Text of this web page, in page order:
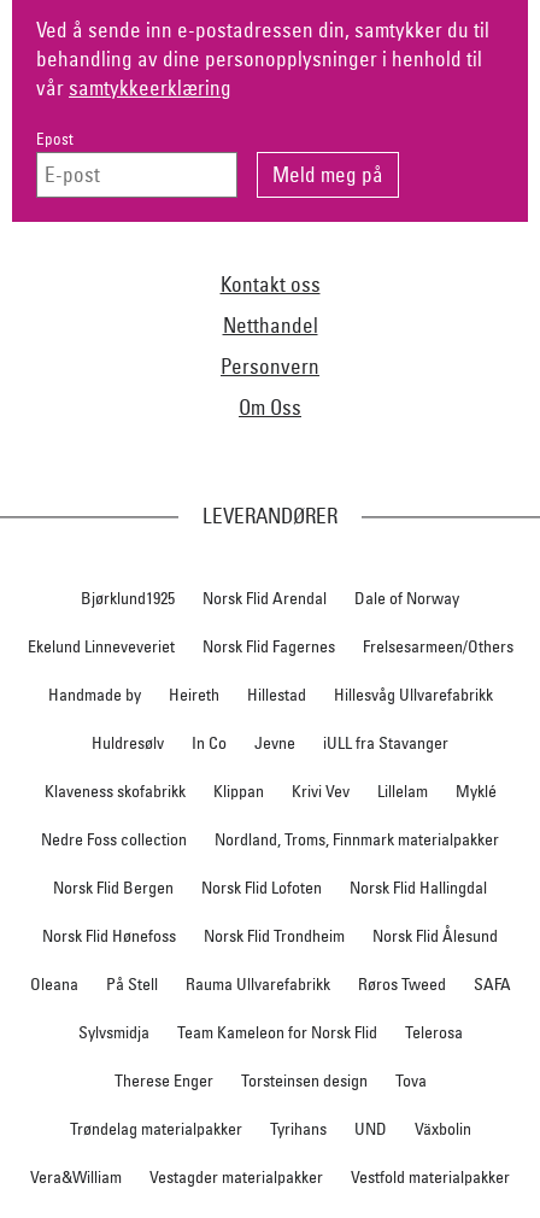
Ved å sende inn e-postadressen din, samtykker du til
behandling av dine personopplysninger i henhold til
vår samtykkeerklæring
Epost
Kontakt oss
Netthandel
Personvern
Om Oss
LEVERANDØRER
Bjørklund1925 Norsk Flid Arendal Dale of Norway
Ekelund Linneveveriet Norsk Flid Fagernes Frelsesarmeen/Others
Handmade by Heireth Hillestad Hillesvåg Ullvarefabrikk
Huldresølv In Co Jevne iULL fra Stavanger
Klaveness skofabrikk Klippan Krivi Vev Lillelam Myklé
Nedre Foss collection Nordland, Troms, Finnmark materialpakker
Norsk Flid Bergen Norsk Flid Lofoten Norsk Flid Hallingdal
Norsk Flid Hønefoss Norsk Flid Trondheim Norsk Flid Ålesund
Oleana På Stell Rauma Ullvarefabrikk Røros Tweed SAFA
Sylvsmidja Team Kameleon for Norsk Flid Telerosa
Therese Enger Torsteinsen design Tova
Trøndelag materialpakker Tyrihans UND Växbolin
Vera&William Vestagder materialpakker Vestfold materialpakker